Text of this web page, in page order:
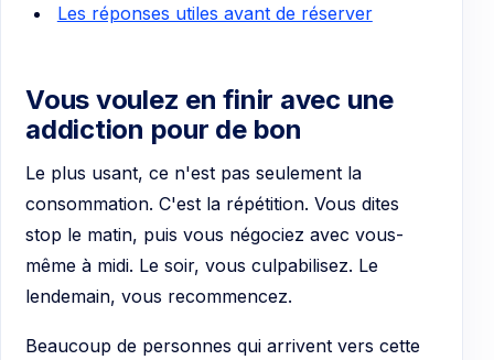
Les réponses utiles avant de réserver
Vous voulez en finir avec une
addiction pour de bon
Le plus usant, ce n'est pas seulement la
consommation. C'est la répétition. Vous dites
stop le matin, puis vous négociez avec vous-
même à midi. Le soir, vous culpabilisez. Le
lendemain, vous recommencez.
Beaucoup de personnes qui arrivent vers cette